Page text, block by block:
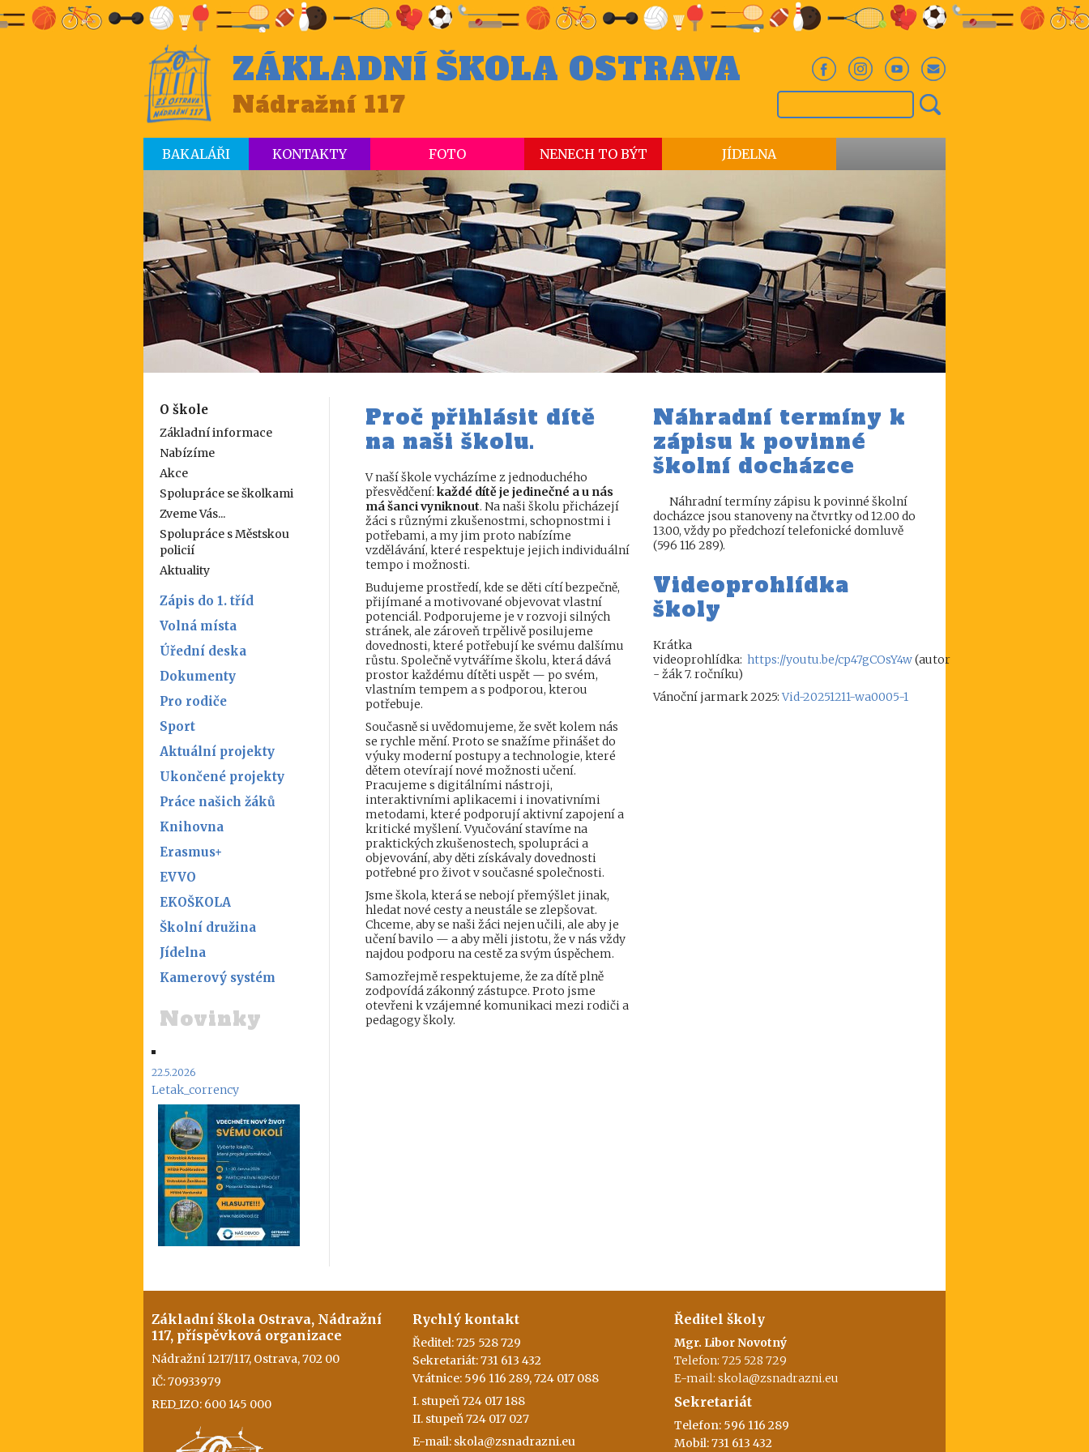
ZÁKLADNÍ ŠKOLA OSTRAVA
Nádražní 117
BAKALÁŘI KONTAKTY FOTO NENECH TO BÝT JÍDELNA
O škole
Základní informace
Nabízíme
Akce
Spolupráce se školkami
Zveme Vás...
Spolupráce s Městskou
policií
Aktuality
Zápis do 1. tříd
Volná místa
Úřední deska
Dokumenty
Pro rodiče
Sport
Aktuální projekty
Ukončené projekty
Práce našich žáků
Knihovna
Erasmus+
EVVO
EKOŠKOLA
Školní družina
Jídelna
Kamerový systém
Novinky
22.5.2026
Letak_corrency
Proč přihlásit dítě
na naši školu.
V naší škole vycházíme z jednoduchého
přesvědčení:každé dítě je jedinečné a u nás
má šanci vyniknout. Na naši školu přicházejí
žáci s různými zkušenostmi, schopnostmi i
potřebami, a my jim proto nabízíme
vzdělávání, které respektuje jejich individuální
tempo i možnosti.
Budujeme prostředí, kde se děti cítí bezpečně,
přijímané a motivované objevovat vlastní
potenciál. Podporujeme je v rozvoji silných
stránek, ale zároveň trpělivě posilujeme
dovednosti, které potřebují ke svému dalšímu
růstu. Společně vytváříme školu, která dává
prostor každému dítěti uspět — po svém,
vlastním tempem a s podporou, kterou
potřebuje.
Současně si uvědomujeme, že svět kolem nás
se rychle mění. Proto se snažíme přinášet do
výuky moderní postupy a technologie, které
dětem otevírají nové možnosti učení.
Pracujeme s digitálními nástroji,
interaktivními aplikacemi i inovativními
metodami, které podporují aktivní zapojení a
kritické myšlení. Vyučování stavíme na
praktických zkušenostech, spolupráci a
objevování, aby děti získávaly dovednosti
potřebné pro život v současné společnosti.
Jsme škola, která se nebojí přemýšlet jinak,
hledat nové cesty a neustále se zlepšovat.
Chceme, aby se naši žáci nejen učili, ale aby je
učení bavilo — a aby měli jistotu, že v nás vždy
najdou podporu na cestě za svým úspěchem.
Samozřejmě respektujeme, že za dítě plně
zodpovídá zákonný zástupce. Proto jsme
otevřeni k vzájemné komunikaci mezi rodiči a
pedagogy školy.
Náhradní termíny k
zápisu k povinné
školní docházce
Náhradní termíny zápisu k povinné školní
docházce jsou stanoveny na čtvrtky od 12.00 do
13.00, vždy po předchozí telefonické domluvě
(596 116 289).
Videoprohlídka
školy
Krátka
videoprohlídka:https://youtu.be/cp47gCOsY4w(autor
- žák 7. ročníku)
Vánoční jarmark 2025:Vid-20251211-wa0005-1
Základní škola Ostrava, Nádražní
117, příspěvková organizace
Nádražní 1217/117, Ostrava, 702 00
IČ: 70933979
RED_IZO: 600 145 000
Rychlý kontakt
Ředitel: 725 528 729
Sekretariát: 731 613 432
Vrátnice: 596 116 289, 724 017 088
I. stupeň 724 017 188
II. stupeň 724 017 027
E-mail: skola@zsnadrazni.eu
Ředitel školy
Mgr. Libor Novotný
Telefon: 725 528 729
E-mail: skola@zsnadrazni.eu
Sekretariát
Telefon: 596 116 289
Mobil: 731 613 432